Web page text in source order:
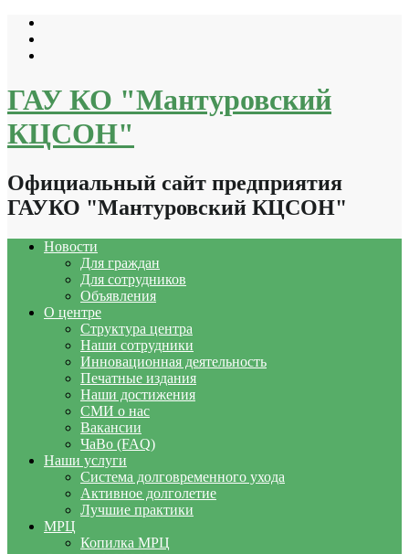
Перейти
содержимому
ГАУ КО "Мантуровский
КЦСОН"
Официальный сайт предприятия
ГАУКО "Мантуровский КЦСОН"
Новости
Для граждан
Для сотрудников
Объявления
О центре
Структура центра
Наши сотрудники
Инновационная деятельность
Печатные издания
Наши достижения
СМИ о нас
Вакансии
ЧаВо (FAQ)
Наши услуги
Система долговременного ухода
Активное долголетие
Лучшие практики
МРЦ
Копилка МРЦ